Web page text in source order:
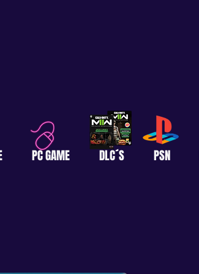
PC GAME DLC´S PSN